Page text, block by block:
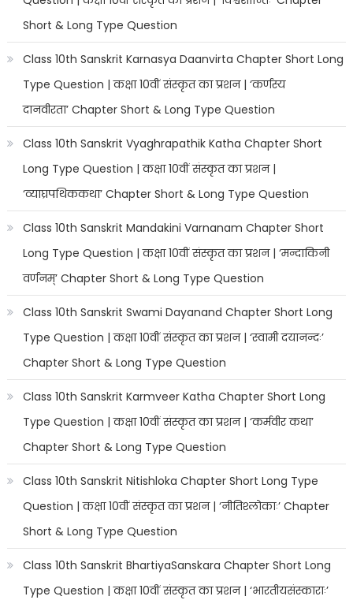
Short & Long Type Question
Class 10th Sanskrit Karnasya Daanvirta Chapter Short Long
Type Question | कक्षा 10वीं संस्कृत का प्रशन | ‘कर्णस्य
दानवीरता’ Chapter Short & Long Type Question
Class 10th Sanskrit Vyaghrapathik Katha Chapter Short
Long Type Question | कक्षा 10वीं संस्कृत का प्रशन |
‘व्याघ्रपथिककथा’ Chapter Short & Long Type Question
Class 10th Sanskrit Mandakini Varnanam Chapter Short
Long Type Question | कक्षा 10वीं संस्कृत का प्रशन | ‘मन्दाकिनी
वर्णनम्’ Chapter Short & Long Type Question
Class 10th Sanskrit Swami Dayanand Chapter Short Long
Type Question | कक्षा 10वीं संस्कृत का प्रशन | ‘स्वामी दयानन्दः’
Chapter Short & Long Type Question
Class 10th Sanskrit Karmveer Katha Chapter Short Long
Type Question | कक्षा 10वीं संस्कृत का प्रशन | ‘कर्मवीर कथा’
Chapter Short & Long Type Question
Class 10th Sanskrit Nitishloka Chapter Short Long Type
Question | कक्षा 10वीं संस्कृत का प्रशन | ‘नीतिश्लोकाः’ Chapter
Short & Long Type Question
Class 10th Sanskrit BhartiyaSanskara Chapter Short Long
Type Question | कक्षा 10वीं संस्कृत का प्रशन | ‘भारतीयसंस्काराः’